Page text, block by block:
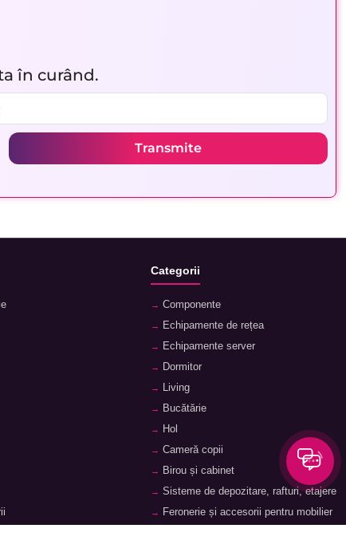
în curând.
Transmite
Categorii
Componente
Echipamente de rețea
Echipamente server
Dormitor
Living
Bucătărie
Hol
Cameră copii
Birou și cabinet
Sisteme de depozitare, rafturi, etajere
Feronerie și accesorii pentru mobilier